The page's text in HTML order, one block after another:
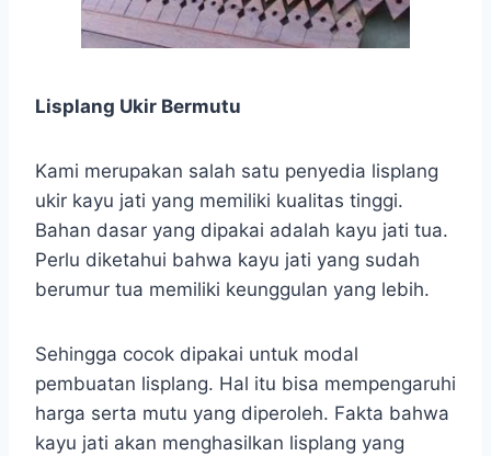
Lisplang Ukir Bermutu
Kami merupakan salah satu penyedia lisplang
ukir kayu jati yang memiliki kualitas tinggi.
Bahan dasar yang dipakai adalah kayu jati tua.
Perlu diketahui bahwa kayu jati yang sudah
berumur tua memiliki keunggulan yang lebih.
Sehingga cocok dipakai untuk modal
pembuatan lisplang. Hal itu bisa mempengaruhi
harga serta mutu yang diperoleh. Fakta bahwa
kayu jati akan menghasilkan lisplang yang